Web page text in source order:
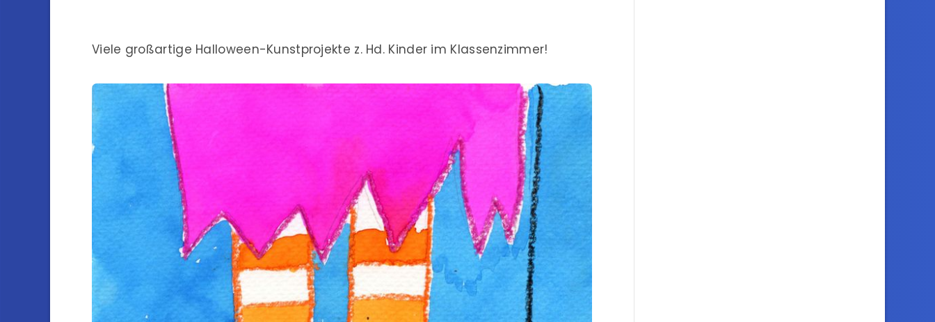
Viele großartige Halloween-Kunstprojekte z. Hd. Kinder im Klassenzimmer!